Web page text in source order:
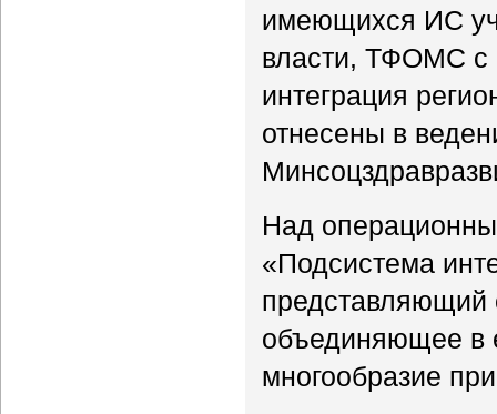
имеющихся ИС
власти, ТФОМС с
интеграция
отнесены в
Над
«Подсистема
представляющий
объединяющее в
многообразие